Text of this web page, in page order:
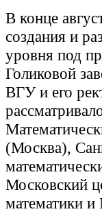
В конце
создания и
уровня под
Голиковой
ВГУ и его
(Москва),
Московский
математики и